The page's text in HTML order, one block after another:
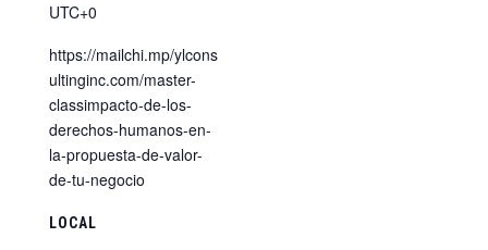
UTC+0
https://mailchi.mp/ylcons
ultinginc.com/master-
classimpacto-de-los-
derechos-humanos-en-
la-propuesta-de-valor-
de-tu-negocio
LOCAL